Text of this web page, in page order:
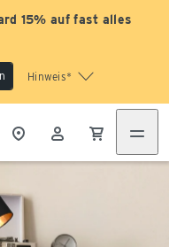
15% auf fast alles
Hinweis*